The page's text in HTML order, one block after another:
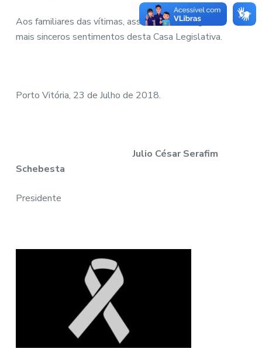
Aos familiares das vítimas, assessores e amigos, os
mais sinceros sentimentos desta Casa Legislativa.
Porto Vitória, 23 de Julho de 2018.
Julio César Serafim
Schebesta
Presidente